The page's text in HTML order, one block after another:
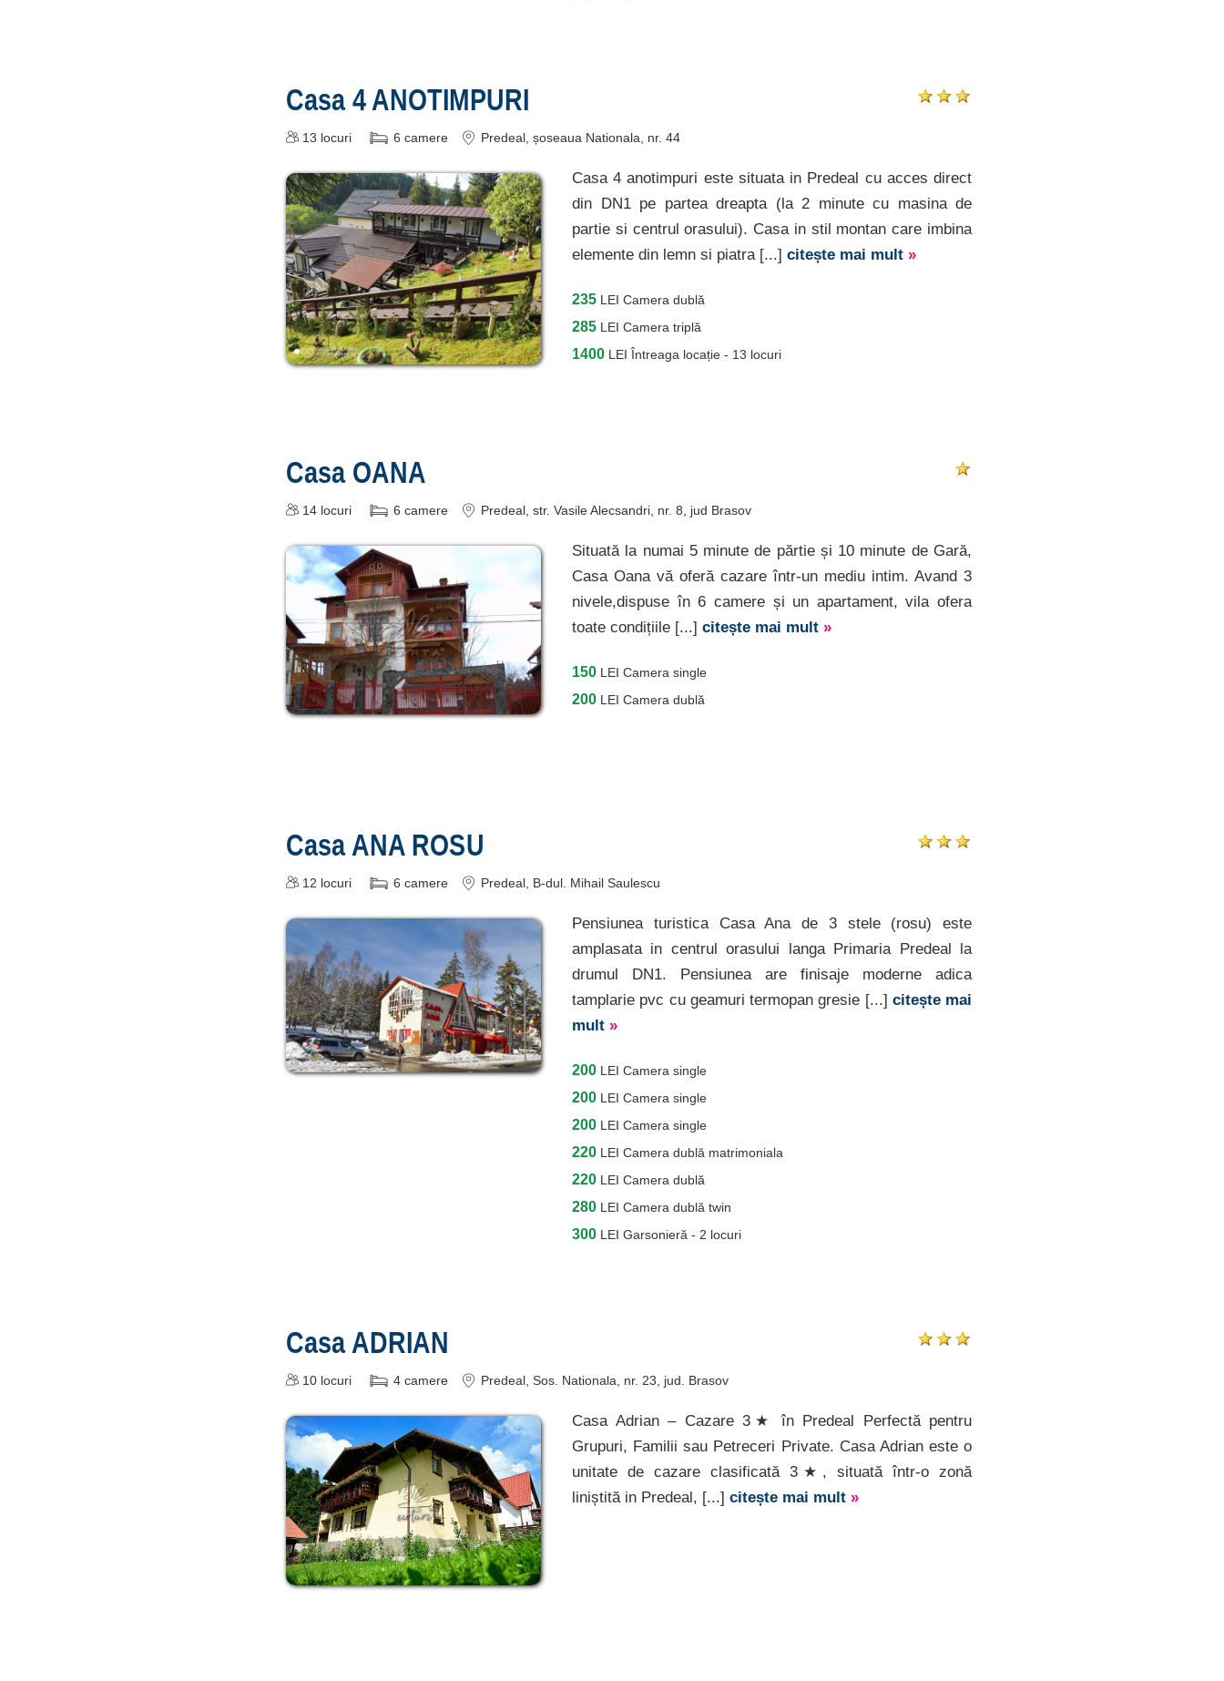
Casa 4 ANOTIMPURI
13 locuri 6 camere Predeal , șoseaua Nationala, nr. 44
Casa 4 anotimpuri este situata in Predeal cu acces direct
din DN1 pe partea dreapta (la 2 minute cu masina de
partie si centrul orasului). Casa in stil montan care imbina
elemente din lemn si piatra [...] citește mai mult »
235 LEI Camera dublă
285 LEI Camera triplă
1400 LEI Întreaga locație - 13 locuri
Casa OANA
14 locuri 6 camere Predeal , str. Vasile Alecsandri, nr. 8 , jud Brasov
Situată la numai 5 minute de părtie și 10 minute de Gară,
Casa Oana vă oferă cazare într-un mediu intim. Avand 3
nivele,dispuse în 6 camere și un apartament, vila ofera
toate condițiile [...] citește mai mult »
150 LEI Camera single
200 LEI Camera dublă
Casa ANA ROSU
12 locuri 6 camere Predeal , B-dul. Mihail Saulescu
Pensiunea turistica Casa Ana de 3 stele (rosu) este
amplasata in centrul orasului langa Primaria Predeal la
drumul DN1. Pensiunea are finisaje moderne adica
tamplarie pvc cu geamuri termopan gresie [...] citește mai
mult »
200 LEI Camera single
200 LEI Camera single
200 LEI Camera single
220 LEI Camera dublă matrimoniala
220 LEI Camera dublă
280 LEI Camera dublă twin
300 LEI Garsonieră - 2 locuri
Casa ADRIAN
10 locuri 4 camere Predeal , Sos. Nationala, nr. 23 , jud. Brasov
Casa Adrian – Cazare 3★ în Predeal Perfectă pentru
Grupuri, Familii sau Petreceri Private. Casa Adrian este o
unitate de cazare clasificată 3★, situată într-o zonă
liniștită in Predeal, [...] citește mai mult »